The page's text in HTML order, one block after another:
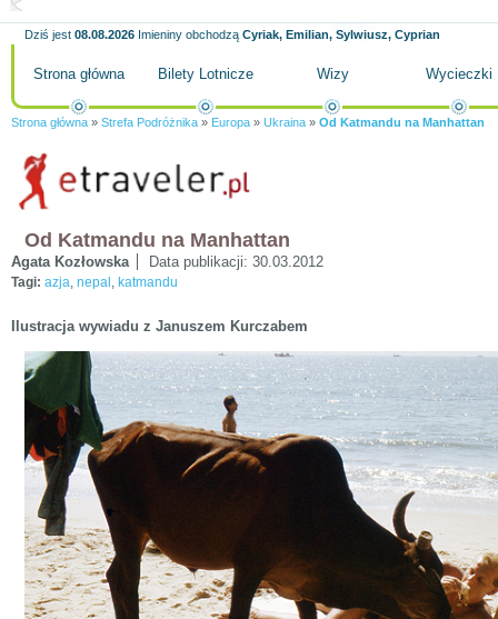
Dziś jest 08.08.2026 Imieniny obchodzą Cyriak, Emilian, Sylwiusz, Cyprian
Strona główna Bilety Lotnicze Wizy Wycieczki
Strona główna » Strefa Podróżnika » Europa » Ukraina » Od Katmandu na Manhattan
Od Katmandu na Manhattan
Agata Kozłowska Data publikacji: 30.03.2012
Tagi: azja, nepal , katmandu
Ilustracja wywiadu z Januszem Kurczabem